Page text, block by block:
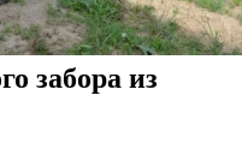
забора из